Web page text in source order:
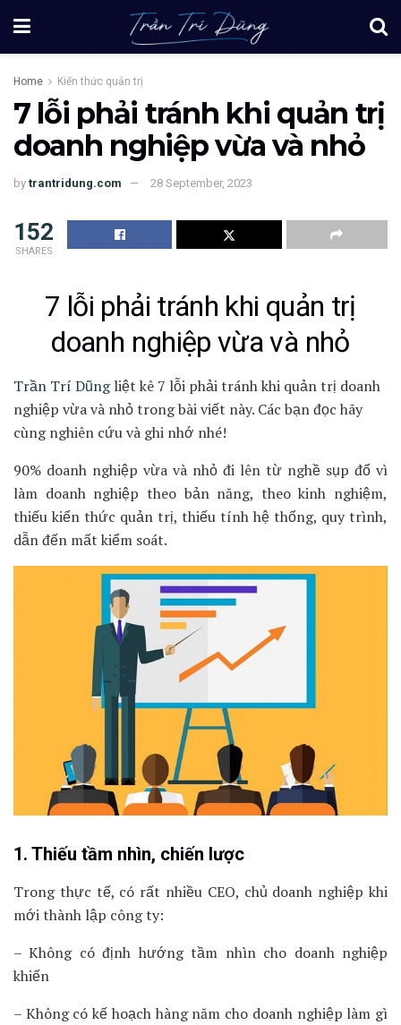
Home Kiến thức quản trị
7 lỗi phải tránh khi quản trị
doanh nghiệp vừa và nhỏ
by trantridung.com 28 September, 2023
152
SHARES
7 lỗi phải tránh khi quản trị
doanh nghiệp vừa và nhỏ
Trần Trí Dũngliệt kê 7 lỗi phải tránh khi quản trị doanh
nghiệp vừa và nhỏ trong bài viết này. Các bạn đọc hãy
cùng nghiên cứu và ghi nhớ nhé!
90% doanh nghiệp vừa và nhỏ đi lên từ nghề sụp đổ vì
làm doanh nghiệp theo bản năng, theo kinh nghiệm,
thiếu kiến thức quản trị, thiếu tính hệ thống, quy trình,
dẫn đến mất kiểm soát.
1. Thiếu tầm nhìn, chiến lược
Trong thực tế, có rất nhiều CEO, chủ doanh nghiệp khi
mới thành lập công ty:
– Không có định hướng tầm nhìn cho doanh nghiệp
khiến
– Không có kế hoạch hàng năm cho doanh nghiệp làm gì